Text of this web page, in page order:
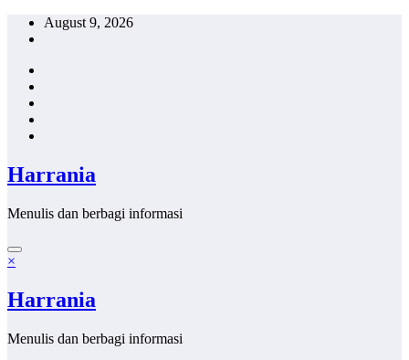
Skip
August 9, 2026
Harrania
Menulis dan berbagi informasi
×
Harrania
Menulis dan berbagi informasi